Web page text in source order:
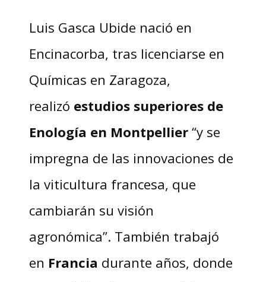
Luis Gasca Ubide nació en
Encinacorba, tras licenciarse en
Químicas en Zaragoza,
realizó estudios superiores de
Enología en Montpellier“y se
impregna de las innovaciones de
la viticultura francesa, que
cambiarán su visión
agronómica”. También trabajó
en Francia durante años, donde